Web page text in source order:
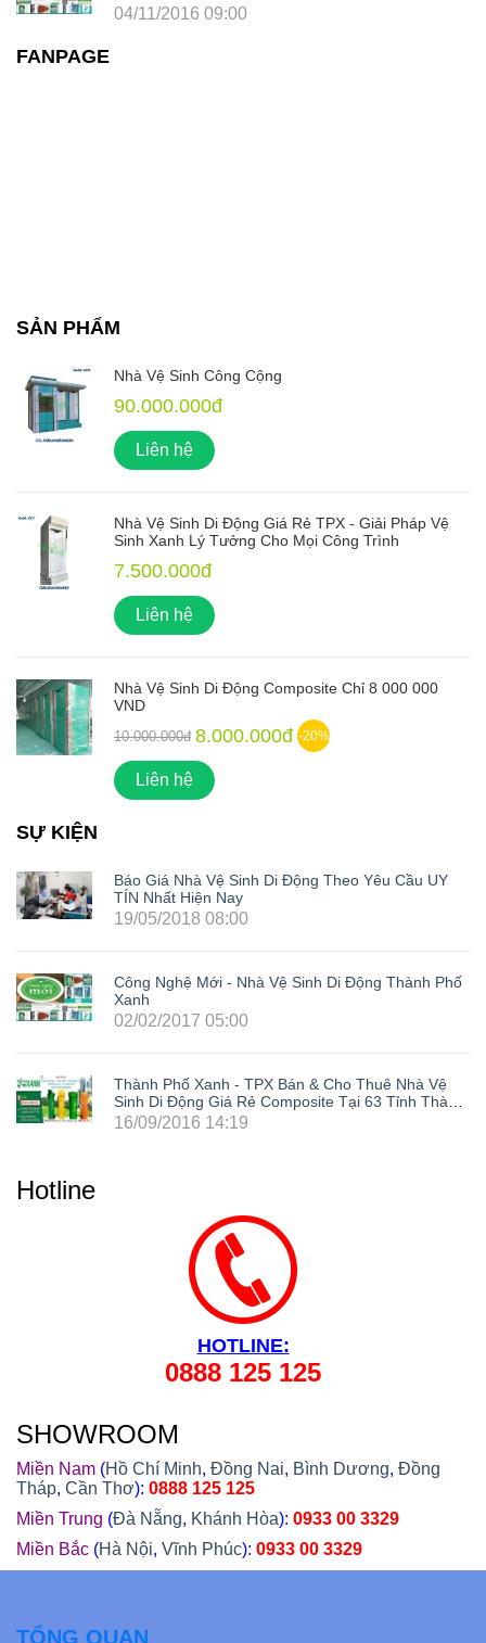
04/11/2016 09:00
FANPAGE
SẢN PHẨM
Nhà Vệ Sinh Công Cộng
90.000.000đ
Liên hệ
Nhà Vệ Sinh Di Động Giá Rẻ TPX - Giải Pháp Vệ
Sinh Xanh Lý Tưởng Cho Mọi Công Trình
7.500.000đ
Liên hệ
Nhà Vệ Sinh Di Động Composite Chỉ 8 000 000
VND
10.000.000đ 8.000.000đ -20%
Liên hệ
SỰ KIỆN
Báo Giá Nhà Vệ Sinh Di Động Theo Yêu Cầu UY
TÍN Nhất Hiện Nay
19/05/2018 08:00
Công Nghệ Mới - Nhà Vệ Sinh Di Động Thành Phố
Xanh
02/02/2017 05:00
Thành Phố Xanh - TPX Bán & Cho Thuê Nhà Vệ
Sinh Di Động Giá Rẻ Composite Tại 63 Tỉnh Thành
Trong Cả Nước: Hà Nội, Hải Phòng, Hồ Chí Minh,
16/09/2016 14:19
Hotline
HOTLINE:
0888 125 125
SHOWROOM
Miền Nam (Hồ Chí Minh, Đồng Nai, Bình Dương, Đồng
Tháp, Cần Thơ): 0888 125 125
Miền Trung (Đà Nẵng, Khánh Hòa): 0933 00 3329
Miền Bắc (Hà Nội, Vĩnh Phúc): 0933 00 3329
TỔNG QUAN